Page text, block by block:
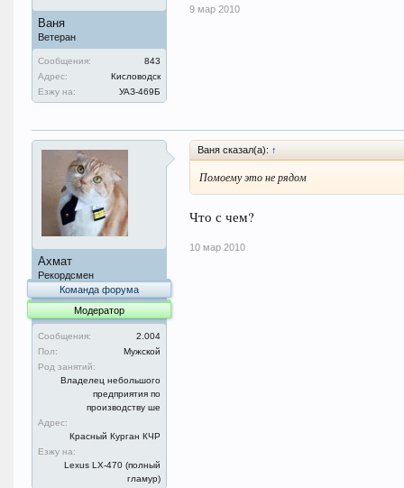
Ваня
Ветеран
Сообщения:
843
Адрес:
Кисловодск
Езжу на:
УАЗ-469Б
9 мар 2010
Ахмат
Рекордсмен
Команда форума
Модератор
Сообщения:
2.004
Пол:
Мужской
Род занятий:
Владелец небольшого
предприятия по
производству ше
Адрес:
Красный Курган КЧР
Езжу на:
Lexus LX-470 (полный
гламур)
Ваня сказал(а): ↑
Помоему это не рядом
Что с чем?
10 мар 2010